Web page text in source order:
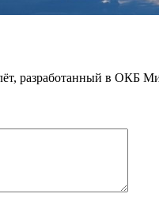
разработанный в ОКБ